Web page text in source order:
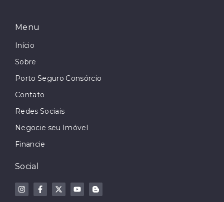
Menu
Início
Sobre
Porto Seguro Consórcio
Contato
Redes Sociais
Negocie seu Imóvel
Financie
Social